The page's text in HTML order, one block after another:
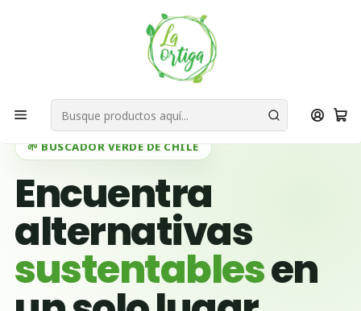
Bienvenid@s a quienes quieren un planeta más verde...
Nuestra Misión
Ubicación Emprendedores
Región del Libertador General Bernardo O'Higgins
Requinoa
🌱 BUSCADOR VERDE DE CHILE
Encuentra
alternativas
sustentablesen